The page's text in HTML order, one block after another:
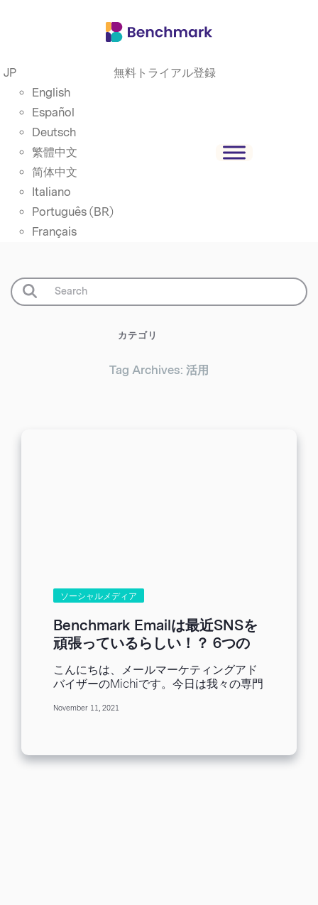
JP
English
Español
Deutsch
繁體中文
简体中文
Italiano
Português (BR)
Français
無料トライアル登録
カテゴリ
Tag Archives: 活用
ソーシャルメディア
Benchmark Emailは最近SNSを
頑張っているらしい！？ 6つの
こんにちは、メールマーケティングアド
バイザーのMichiです。今日は我々の専門
す。 メールマーケターの皆様の多くは
もいらっしゃると思います。当社の調査
November 11, 2021